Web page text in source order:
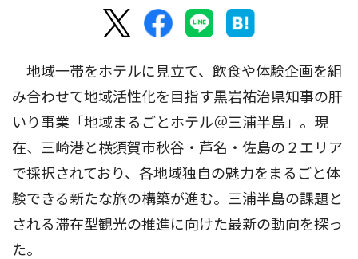
地域一帯をホテルに見立て、飲食や体験企画を組
み合わせて地域活性化を目指す黒岩祐治県知事の肝
いり事業「地域まるごとホテル＠三浦半島」。現
在、三崎港と横須賀市秋谷・芦名・佐島の２エリア
で採択されており、各地域独自の魅力をまるごと体
験できる新たな旅の構築が進む。三浦半島の課題と
される滞在型観光の推進に向けた最新の動向を探っ
た。